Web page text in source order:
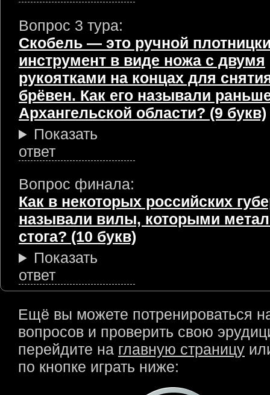
Вопрос 3 тура:
Скобель — это ручной
инструмент в виде ножа с двумя
рукоятками на концах для
брёвен. Как его называли
Архангельской области? (9 букв)
Показать
ответ
Вопрос финала:
Как в некоторых российских
называли вилы, которыми
стога? (10 букв)
Показать
ответ
Ещё вы можете потренироваться
вопросов и проверить свою
перейдите на главную страницу
по кнопке играть ниже: